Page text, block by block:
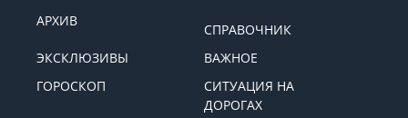
АРХИВ
СПРАВОЧНИК
ЭКСКЛЮЗИВЫ
ВАЖНОЕ
ГОРОСКОП
СИТУАЦИЯ НА
ДОРОГАХ